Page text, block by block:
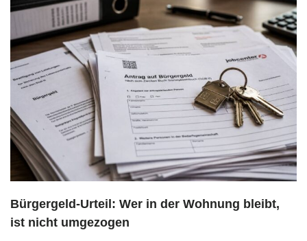
Bürgergeld-Urteil: Wer in der Wohnung bleibt,
ist nicht umgezogen